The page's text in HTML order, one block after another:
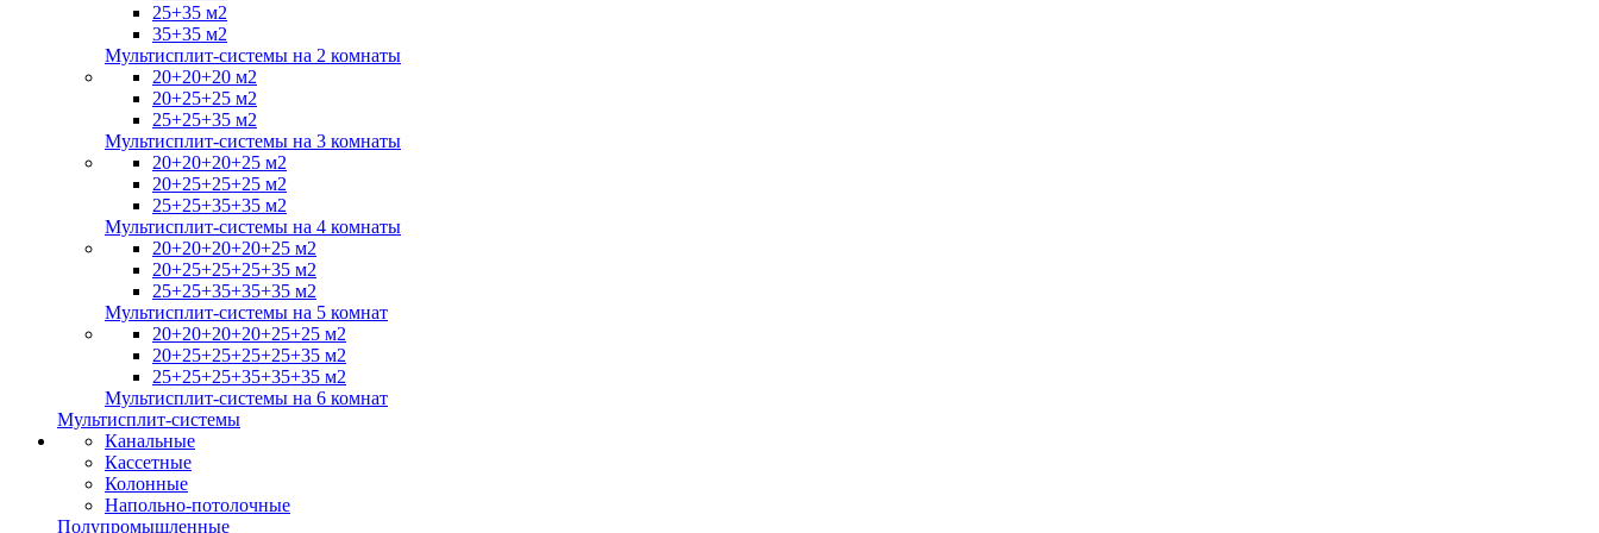
25+35 м2
35+35 м2
Мультисплит-системы на 2 комнаты
20+20+20 м2
20+25+25 м2
25+25+35 м2
Мультисплит-системы на 3 комнаты
20+20+20+25 м2
20+25+25+25 м2
25+25+35+35 м2
Мультисплит-системы на 4 комнаты
20+20+20+20+25 м2
20+25+25+25+35 м2
25+25+35+35+35 м2
Мультисплит-системы на 5 комнат
20+20+20+20+25+25 м2
20+25+25+25+25+35 м2
25+25+25+35+35+35 м2
Мультисплит-системы на 6 комнат
Мультисплит-системы
Канальные
Кассетные
Колонные
Напольно-потолочные
Полупромышленные